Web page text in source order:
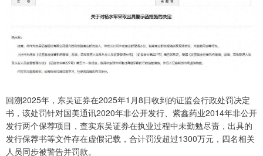
回溯2025年，东吴证券在2025年1月8日收到的证监会行政处罚决定
书，该处罚针对国美通讯2020年非公开发行、紫鑫药业2014年非公开
发行两个保荐项目，查实东吴证券在执业过程中未勤勉尽责，出具的
发行保荐书等文件存在虚假记载，合计罚没超过1300万元，四名相关
人员同步被警告并罚款。